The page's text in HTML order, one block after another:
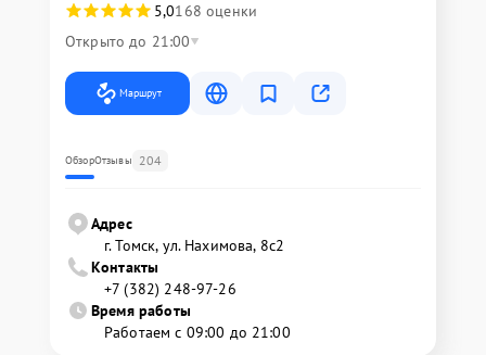
5,0168 оценки
Открыто до 21:00
Маршрут
ОбзорОтзывы 204
Адрес
г. Томск, ул. Нахимова, 8с2
Контакты
+7 (382) 248-97-26
Время работы
Работаем с 09:00 до 21:00